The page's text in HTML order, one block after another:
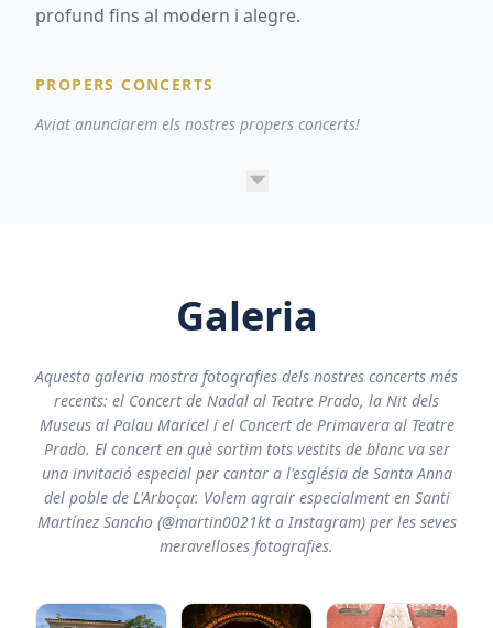
profund fins al modern i alegre.
PROPERS CONCERTS
Aviat anunciarem els nostres propers concerts!
Galeria
Aquesta galeria mostra fotografies dels nostres concerts més
recents: el Concert de Nadal al Teatre Prado, la Nit dels
Museus al Palau Maricel i el Concert de Primavera al Teatre
Prado. El concert en què sortim tots vestits de blanc va ser
una invitació especial per cantar a l'església de Santa Anna
del poble de L'Arboçar. Volem agrair especialment en Santi
Martínez Sancho (@martin0021kt a Instagram) per les seves
meravelloses fotografies.